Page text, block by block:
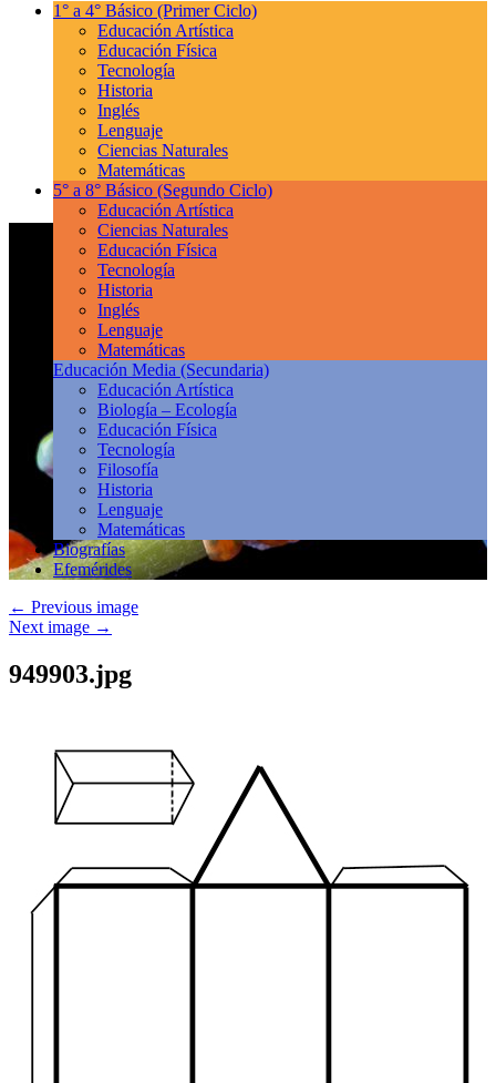
1° a 4° Básico (Primer Ciclo)
Educación Artística
Educación Física
Tecnología
Historia
Inglés
Lenguaje
Ciencias Naturales
Matemáticas
5° a 8° Básico (Segundo Ciclo)
Educación Artística
Ciencias Naturales
Educación Física
Tecnología
Historia
Inglés
Lenguaje
Matemáticas
Educación Media (Secundaria)
Educación Artística
Biología – Ecología
Educación Física
Tecnología
Filosofía
Historia
Lenguaje
Matemáticas
Biografías
Efemérides
← Previous image
Next image →
949903.jpg